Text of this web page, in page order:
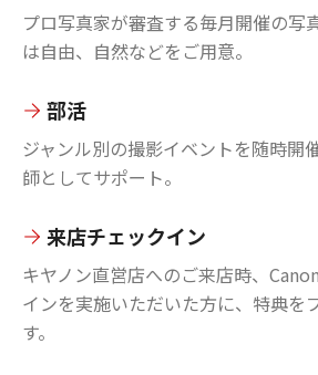
プロ写真家が審査する毎月開催の写
は自由、自然などをご用意。
部活
ジャンル別の撮影イベントを随時開
師としてサポート。
来店チェックイン
キヤノン直営店へのご来店時、
インを実施いただいた方に、特典を
す。